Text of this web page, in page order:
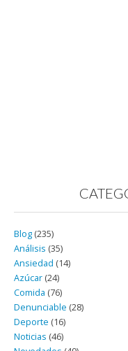
Blog (235)
Análisis (35)
Ansiedad (14)
Azúcar (24)
Comida (76)
Denunciable (28)
Deporte (16)
Noticias (46)